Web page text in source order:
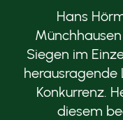
Hans
Siegen im
herausragende
Konkurrenz.
diesem